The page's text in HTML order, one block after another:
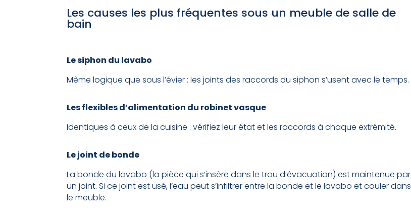
Les causes les plus fréquentes sous un meuble de salle de
bain
Le siphon du lavabo
Même logique que sous l’évier : les joints des raccords du siphon s’usent avec le temps.
Les flexibles d’alimentation du robinet vasque
Identiques à ceux de la cuisine : vérifiez leur état et les raccords à chaque extrémité.
Le joint de bonde
La bonde du lavabo (la pièce qui s’insère dans le trou d’évacuation) est maintenue par
un joint. Si ce joint est usé, l’eau peut s’infiltrer entre la bonde et le lavabo et couler dans
le meuble.